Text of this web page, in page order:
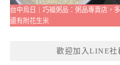
台中烏日｜巧福粥品：粥品專賣店，
還有附花生米
歡迎加入LINE社